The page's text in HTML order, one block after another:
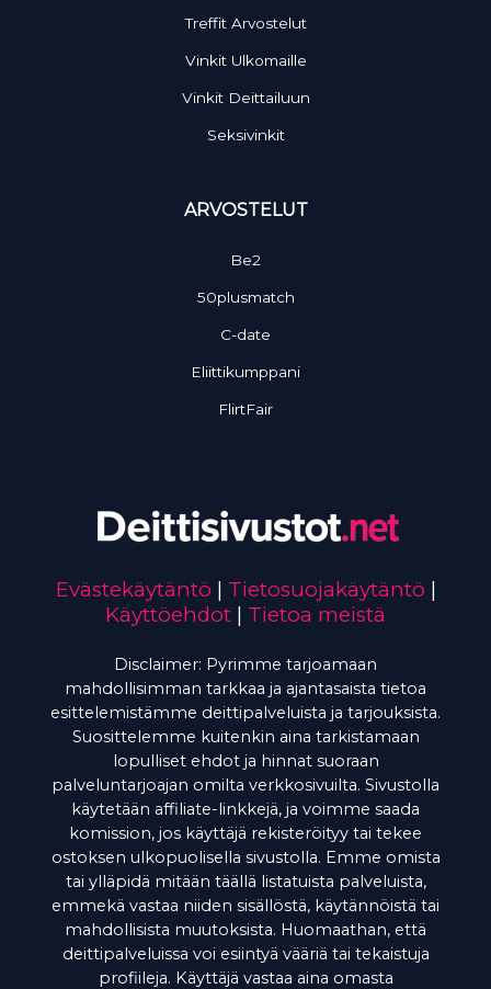
Treffit Arvostelut
Vinkit Ulkomaille
Vinkit Deittailuun
Seksivinkit
ARVOSTELUT
Be2
50plusmatch
C-date
Eliittikumppani
FlirtFair
Evästekäytäntö | Tietosuojakäytäntö |
Käyttöehdot | Tietoa meistä
Disclaimer: Pyrimme tarjoamaan
mahdollisimman tarkkaa ja ajantasaista tietoa
esittelemistämme deittipalveluista ja tarjouksista.
Suosittelemme kuitenkin aina tarkistamaan
lopulliset ehdot ja hinnat suoraan
palveluntarjoajan omilta verkkosivuilta. Sivustolla
käytetään affiliate-linkkejä, ja voimme saada
komission, jos käyttäjä rekisteröityy tai tekee
ostoksen ulkopuolisella sivustolla. Emme omista
tai ylläpidä mitään täällä listatuista palveluista,
emmekä vastaa niiden sisällöstä, käytännöistä tai
mahdollisista muutoksista. Huomaathan, että
deittipalveluissa voi esiintyä vääriä tai tekaistuja
profiileja. Käyttäjä vastaa aina omasta